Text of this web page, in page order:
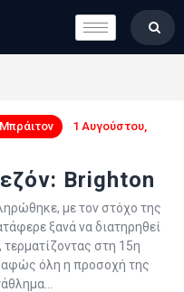
Μπράιτον
1 Αυγούστου,
Brighton
με τον στόχο της
ξανά να διατηρηθεί
στη 15η
όλη η προσοχή της